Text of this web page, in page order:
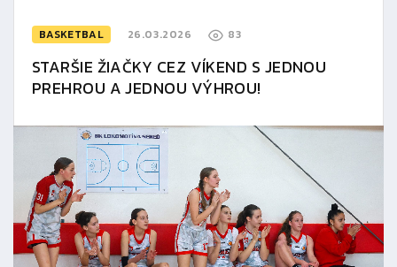
BASKETBAL 26.03.2026 83
STARŠIE ŽIAČKY CEZ VÍKEND S JEDNOU
PREHROU A JEDNOU VÝHROU!